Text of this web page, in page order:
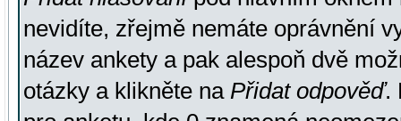
nevidíte, zřejmě nemáte oprávnění
název ankety a pak alespoň dvě
otázky a klikněte na Přidat odpověď.